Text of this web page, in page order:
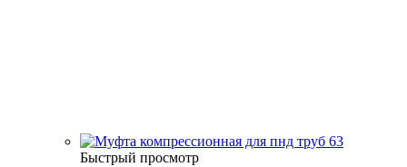
Быстрый просмотр